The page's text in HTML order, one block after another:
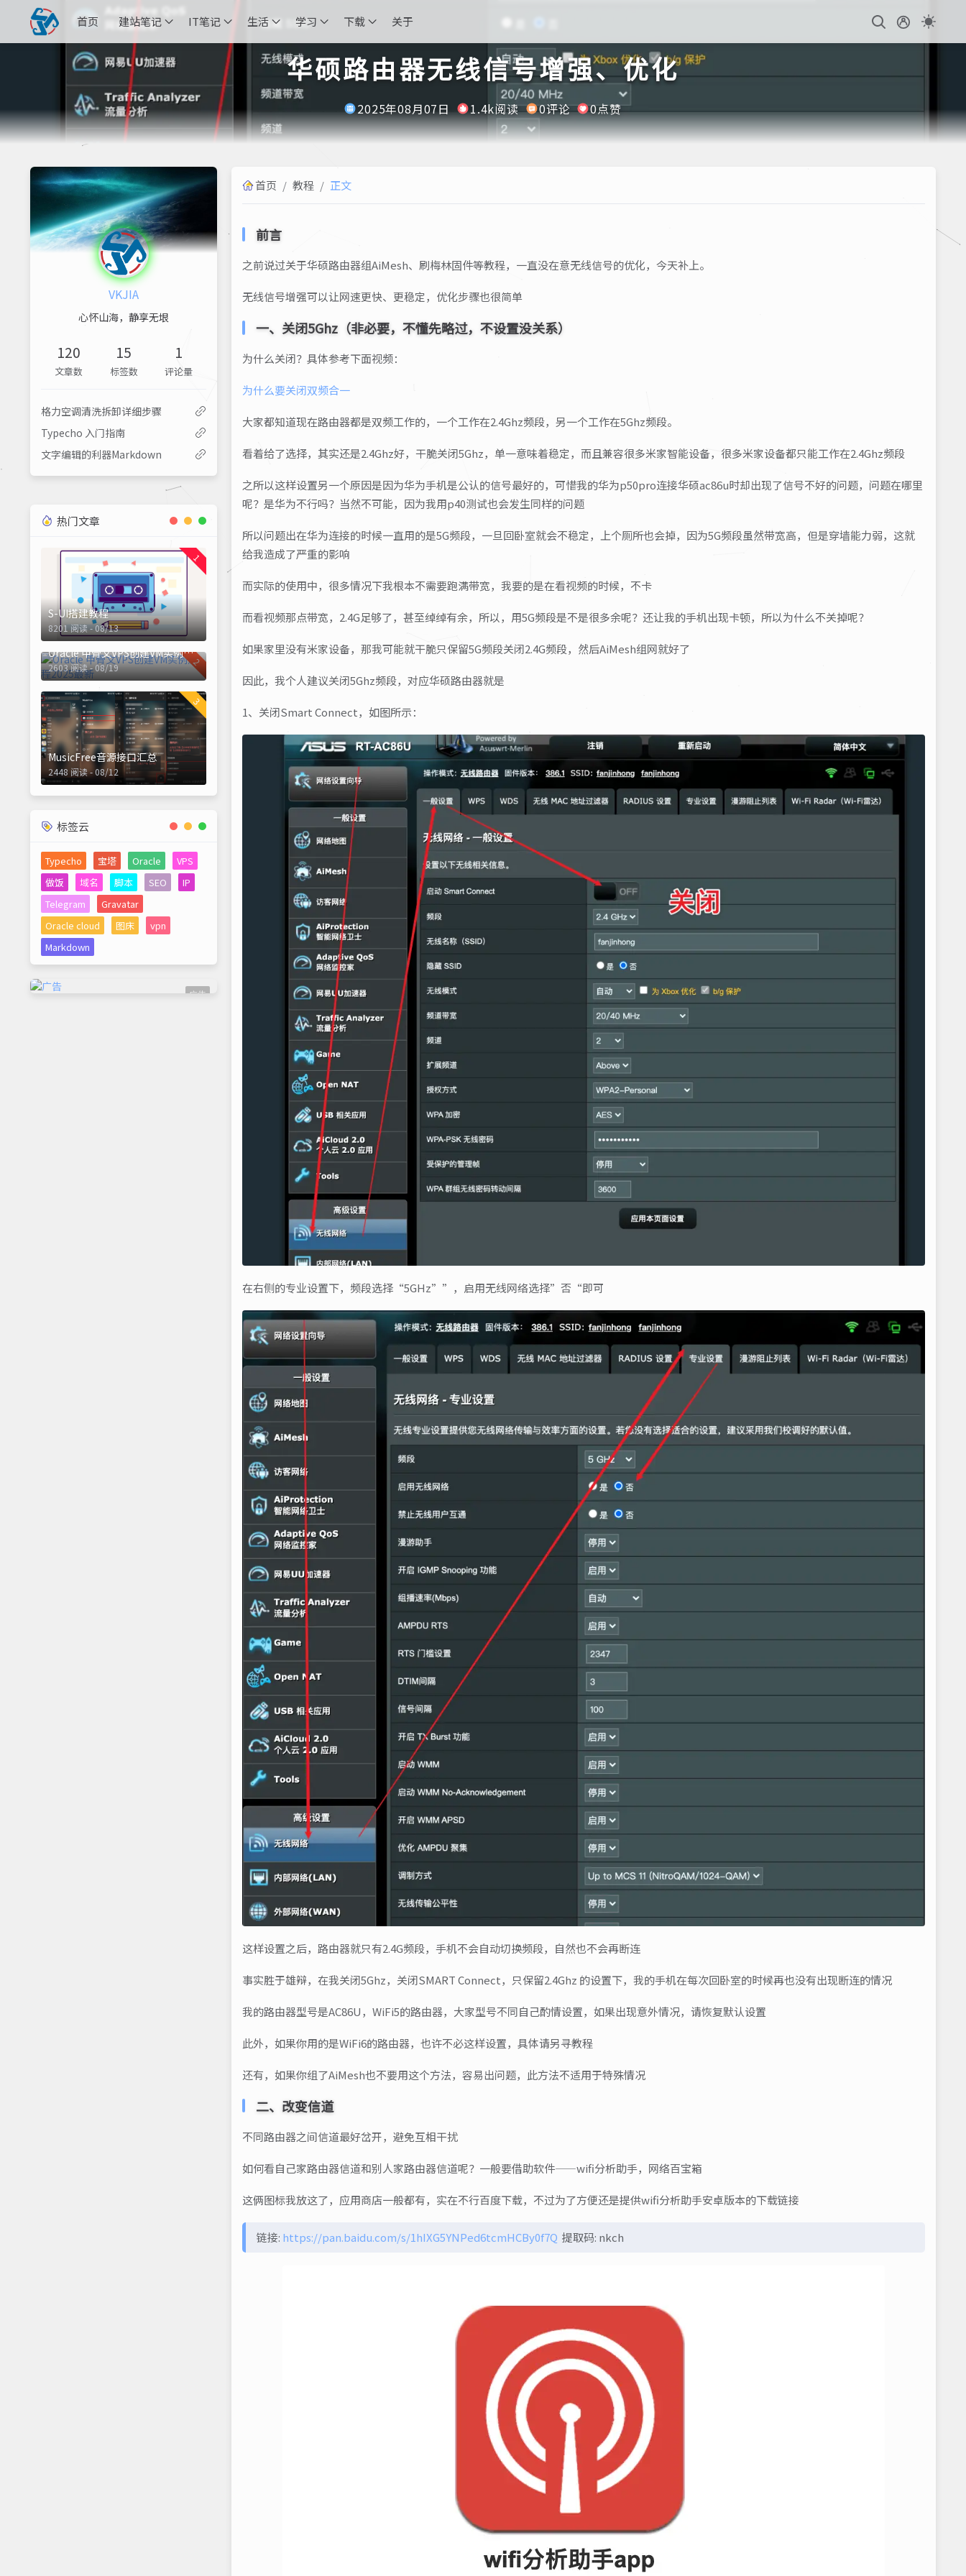
首页 建站笔记 IT笔记 生活 学习 下载 关于
华硕路由器无线信号增强、优化
2025年08月07日 1.4k阅读 0评论 0点赞
首页 / 教程 / 正文
前言
之前说过关于华硕路由器组AiMesh、刷梅林固件等教程，一直没在意无线信号的优化，今天补上。
无线信号增强可以让网速更快、更稳定，优化步骤也很简单
一、关闭5Ghz（非必要，不懂先略过，不设置没关系）
为什么关闭？具体参考下面视频：
为什么要关闭双频合一
大家都知道现在路由器都是双频工作的，一个工作在2.4Ghz频段，另一个工作在5Ghz频段。
看着给了选择，其实还是2.4Ghz好，干脆关闭5Ghz，单一意味着稳定，而且兼容很多米家智能设备，很多米家设备都只能工作在2.4Ghz频段
之所以这样设置另一个原因是因为华为手机是公认的信号最好的，可惜我的华为p50pro连接华硕ac86u时却出现了信号不好的问题，问题在哪里
呢？是华为不行吗？当然不可能，因为我用p40测试也会发生同样的问题
所以问题出在华为连接的时候一直用的是5G频段，一旦回卧室就会不稳定，上个厕所也会掉，因为5G频段虽然带宽高，但是穿墙能力弱，这就
给我造成了严重的影响
而实际的使用中，很多情况下我根本不需要跑满带宽，我要的是在看视频的时候，不卡
而看视频那点带宽，2.4G足够了，甚至绰绰有余，所以，用5G频段是不是很多余呢？还让我的手机出现卡顿，所以为什么不关掉呢？
如果家里没有米家设备，那我可能就干脆只保留5G频段关闭2.4G频段，然后AiMesh组网就好了
因此，我个人建议关闭5Ghz频段，对应华硕路由器就是
1、关闭Smart Connect，如图所示：
在右侧的专业设置下，频段选择“5GHz””，启用无线网络选择”否“即可
这样设置之后，路由器就只有2.4G频段，手机不会自动切换频段，自然也不会再断连
事实胜于雄辩，在我关闭5Ghz，关闭SMART Connect，只保留2.4Ghz 的设置下，我的手机在每次回卧室的时候再也没有出现断连的情况
我的路由器型号是AC86U，WiFi5的路由器，大家型号不同自己酌情设置，如果出现意外情况，请恢复默认设置
此外，如果你用的是WiFi6的路由器，也许不必这样设置，具体请另寻教程
还有，如果你组了AiMesh也不要用这个方法，容易出问题，此方法不适用于特殊情况
二、改变信道
不同路由器之间信道最好岔开，避免互相干扰
如何看自己家路由器信道和别人家路由器信道呢？一般要借助软件——wifi分析助手，网络百宝箱
这俩图标我放这了，应用商店一般都有，实在不行百度下载，不过为了方便还是提供wifi分析助手安卓版本的下载链接
链接: https://pan.baidu.com/s/1hIXG5YNPed6tcmHCBy0f7Q 提取码: nkch
VKJIA
心怀山海，静享无垠
120
文章数
15
标签数
1
评论量
格力空调清洗拆卸详细步骤
Typecho 入门指南
文字编辑的利器Markdown
热门文章
1
S-UI搭建教程
8201 阅读 - 08/13
2
Oracle 甲骨文VPS创建VM实例流程2025最新
2603 阅读 - 08/19
3
MusicFree音源接口汇总
2448 阅读 - 08/12
标签云
Typecho 宝塔 Oracle
VPS
做饭
域名 脚本 SEO
IP
Telegram
Gravatar
Oracle cloud
图床
vpn
Markdown
广告